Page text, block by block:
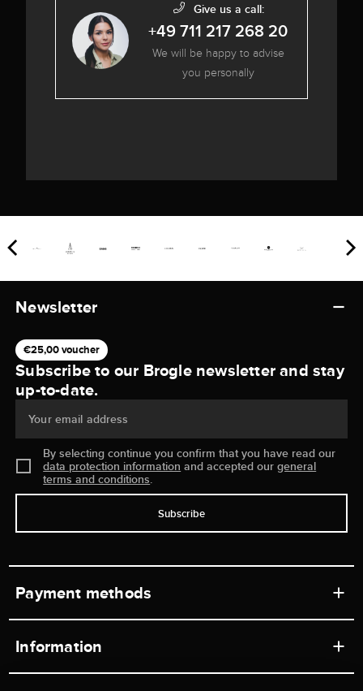
Give us a call:
+49 711 217 268 20
We will be happy to advise
you personally
Newsletter
€25,00 voucher
Subscribe to our Brogle newsletter and stay
up-to-date.
Your email address
By selecting continue you confirm that you have read our
data protection information and accepted ourgeneral
terms and conditions.
Subscribe
Payment methods
Information